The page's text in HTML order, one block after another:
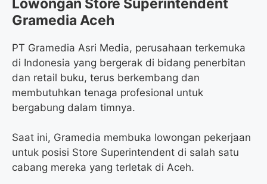
Lowongan Store Superintendent
Gramedia Aceh
PT Gramedia Asri Media, perusahaan terkemuka
di Indonesia yang bergerak di bidang penerbitan
dan retail buku, terus berkembang dan
membutuhkan tenaga profesional untuk
bergabung dalam timnya.
Saat ini, Gramedia membuka lowongan pekerjaan
untuk posisi Store Superintendent di salah satu
cabang mereka yang terletak di Aceh.